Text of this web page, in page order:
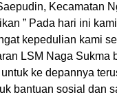
Kecamatan
” Pada hari ini
kepedulian kami
LSM Naga Sukma
untuk ke depannya
bantuan sosial dan